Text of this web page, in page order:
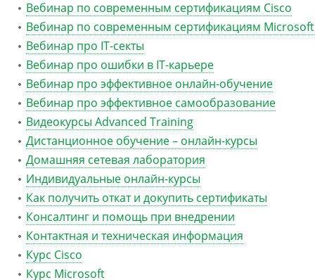
Вебинар по современным сертификациям Cisco
Вебинар по современным сертификациям Microsoft
Вебинар про IT-секты
Вебинар про ошибки в IT-карьере
Вебинар про эффективное онлайн-обучение
Вебинар про эффективное самообразование
Видеокурсы Advanced Training
Дистанционное обучение – онлайн-курсы
Домашняя сетевая лаборатория
Индивидуальные онлайн-курсы
Как получить откат и докупить сертификаты
Консалтинг и помощь при внедрении
Контактная и техническая информация
Курс Cisco
Курс Microsoft